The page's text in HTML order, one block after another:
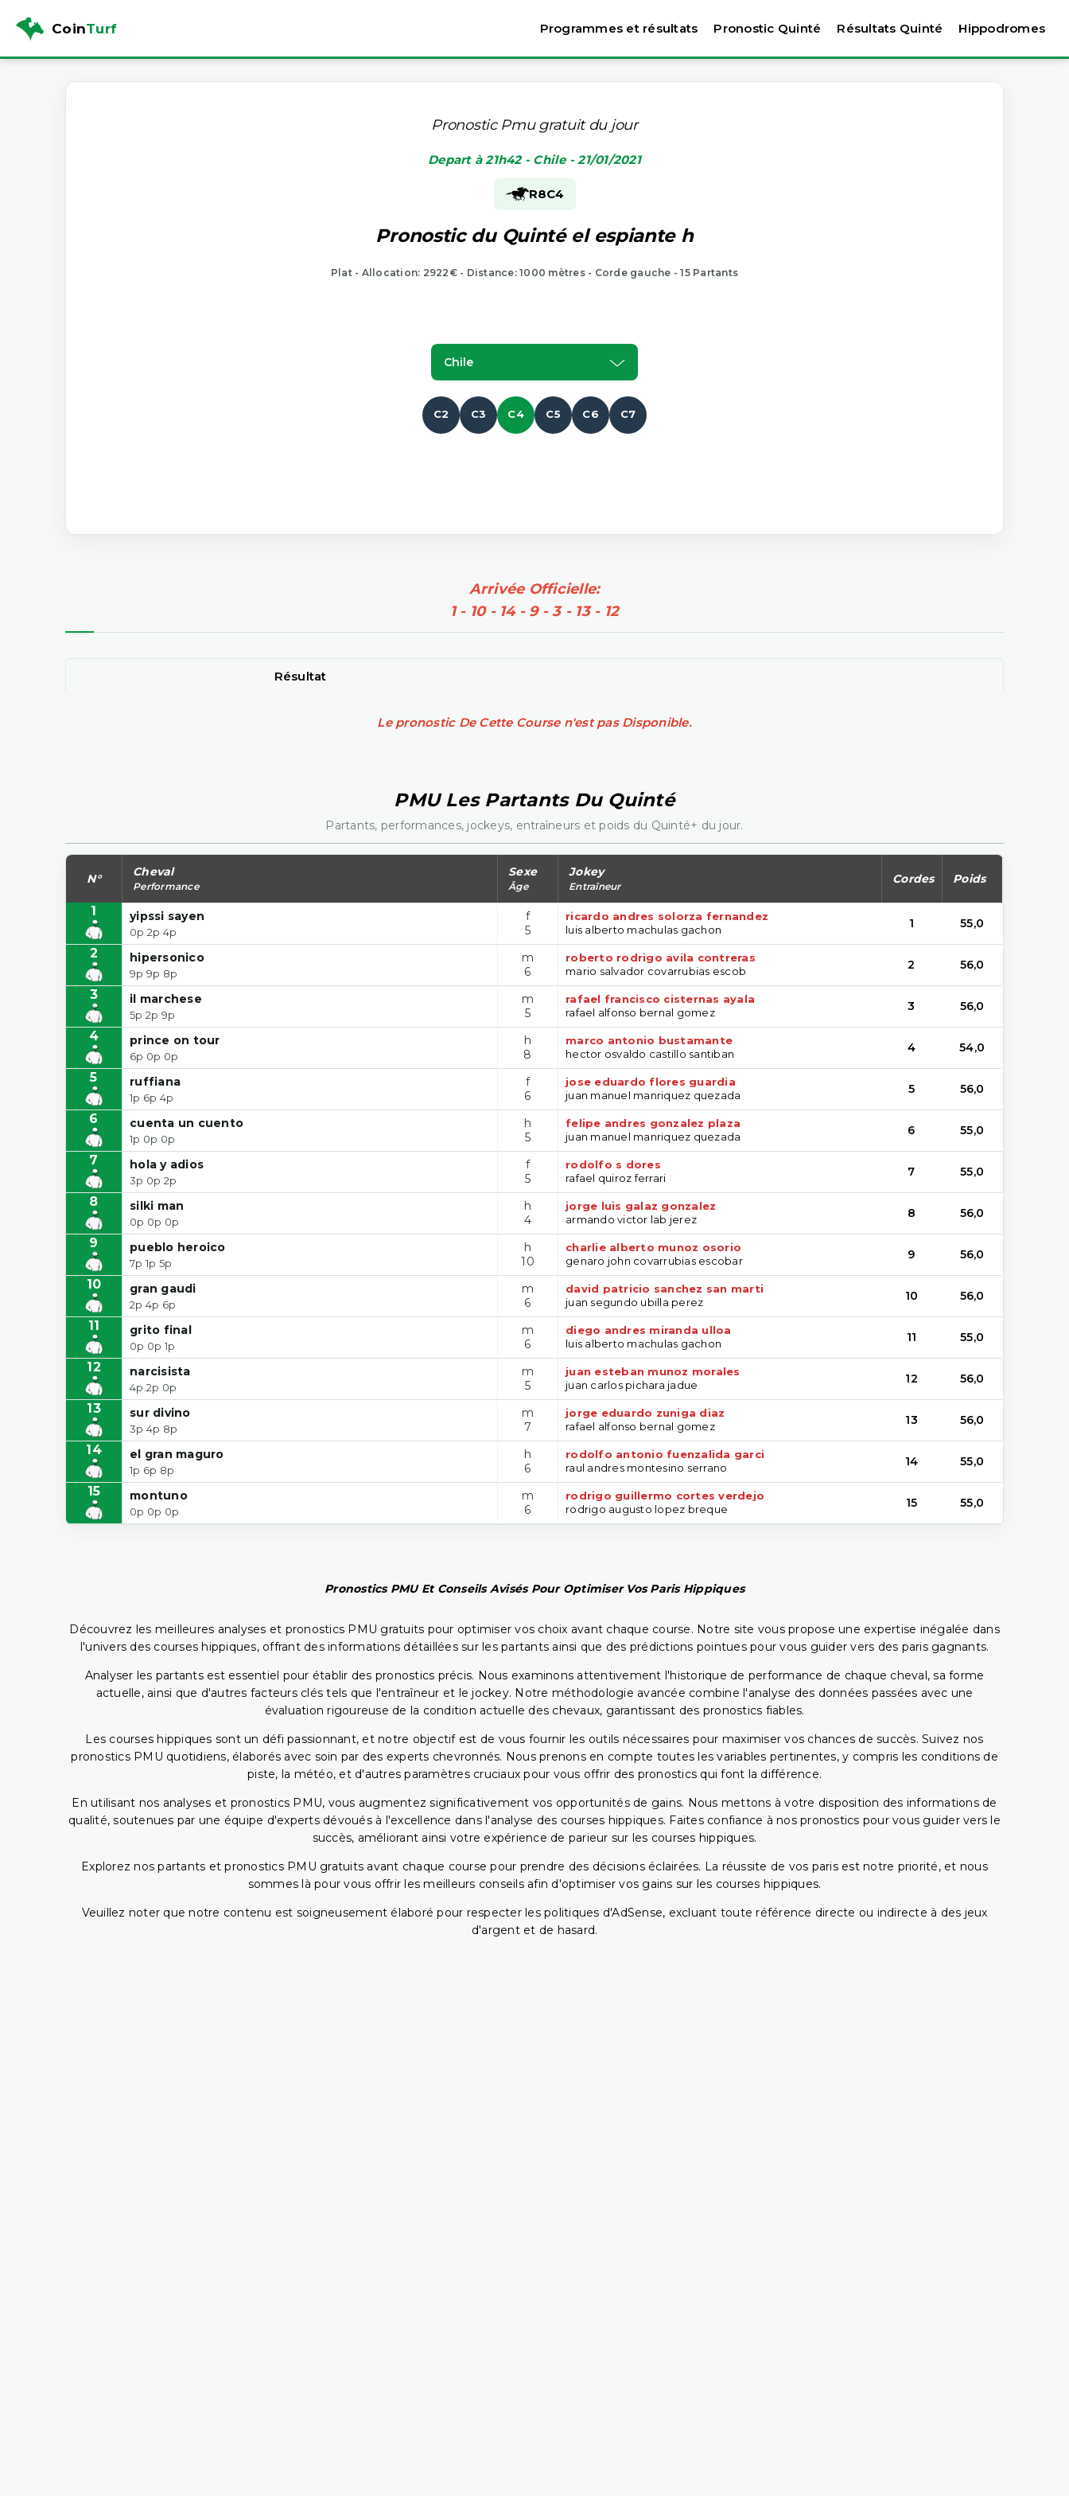
CoinTurf Programmes et résultats Pronostic Quinté Résultats Quinté Hippodromes
Pronostic Pmu gratuit du jour
Depart à 21h42 - Chile - 21/01/2021
R8C4
Pronostic du Quinté el espiante h
Plat - Allocation: 2922€ - Distance: 1000 mètres - Corde gauche - 15 Partants
Chile
C2 C3 C4 C5 C6 C7
Arrivée Officielle:
1 - 10 - 14 - 9 - 3 - 13 - 12
Résultat
Le pronostic De Cette Course n'est pas Disponible.
PMU Les Partants Du Quinté
Partants, performances, jockeys, entraîneurs et poids du Quinté+ du jour.
N° Cheval
Performance
Sexe
Âge
Jokey
Entraîneur
Cordes Poids
1 yipssi sayen
0p 2p 4p
f
5
ricardo andres solorza fernandez
luis alberto machulas gachon
1 55,0
2 hipersonico
9p 9p 8p
m
6
roberto rodrigo avila contreras
mario salvador covarrubias escob
2 56,0
3 il marchese
5p 2p 9p
m
5
rafael francisco cisternas ayala
rafael alfonso bernal gomez
3 56,0
4 prince on tour
6p 0p 0p
h
8
marco antonio bustamante
hector osvaldo castillo santiban
4 54,0
5 ruffiana
1p 6p 4p
f
6
jose eduardo flores guardia
juan manuel manriquez quezada
5 56,0
6 cuenta un cuento
1p 0p 0p
h
5
felipe andres gonzalez plaza
juan manuel manriquez quezada
6 55,0
7 hola y adios
3p 0p 2p
f
5
rodolfo s dores
rafael quiroz ferrari
7 55,0
8 silki man
0p 0p 0p
h
4
jorge luis galaz gonzalez
armando victor lab jerez
8 56,0
9 pueblo heroico
7p 1p 5p
h
10
charlie alberto munoz osorio
genaro john covarrubias escobar
9 56,0
10 gran gaudi
2p 4p 6p
m
6
david patricio sanchez san marti
juan segundo ubilla perez
10 56,0
11 grito final
0p 0p 1p
m
6
diego andres miranda ulloa
luis alberto machulas gachon
11 55,0
12 narcisista
4p 2p 0p
m
5
juan esteban munoz morales
juan carlos pichara jadue
12 56,0
13 sur divino
3p 4p 8p
m
7
jorge eduardo zuniga diaz
rafael alfonso bernal gomez
13 56,0
14 el gran maguro
1p 6p 8p
h
6
rodolfo antonio fuenzalida garci
raul andres montesino serrano
14 55,0
15 montuno
0p 0p 0p
m
6
rodrigo guillermo cortes verdejo
rodrigo augusto lopez breque
15 55,0
Pronostics PMU Et Conseils Avisés Pour Optimiser Vos Paris Hippiques
Découvrez les meilleures analyses et pronostics PMU gratuits pour optimiser vos choix avant chaque course. Notre site vous propose une expertise inégalée dans
l'univers des courses hippiques, offrant des informations détaillées sur les partants ainsi que des prédictions pointues pour vous guider vers des paris gagnants.
Analyser les partants est essentiel pour établir des pronostics précis. Nous examinons attentivement l'historique de performance de chaque cheval, sa forme
actuelle, ainsi que d'autres facteurs clés tels que l'entraîneur et le jockey. Notre méthodologie avancée combine l'analyse des données passées avec une
évaluation rigoureuse de la condition actuelle des chevaux, garantissant des pronostics fiables.
Les courses hippiques sont un défi passionnant, et notre objectif est de vous fournir les outils nécessaires pour maximiser vos chances de succès. Suivez nos
pronostics PMU quotidiens, élaborés avec soin par des experts chevronnés. Nous prenons en compte toutes les variables pertinentes, y compris les conditions de
piste, la météo, et d'autres paramètres cruciaux pour vous offrir des pronostics qui font la différence.
En utilisant nos analyses et pronostics PMU, vous augmentez significativement vos opportunités de gains. Nous mettons à votre disposition des informations de
qualité, soutenues par une équipe d'experts dévoués à l'excellence dans l'analyse des courses hippiques. Faites confiance à nos pronostics pour vous guider vers le
succès, améliorant ainsi votre expérience de parieur sur les courses hippiques.
Explorez nos partants et pronostics PMU gratuits avant chaque course pour prendre des décisions éclairées. La réussite de vos paris est notre priorité, et nous
sommes là pour vous offrir les meilleurs conseils afin d'optimiser vos gains sur les courses hippiques.
Veuillez noter que notre contenu est soigneusement élaboré pour respecter les politiques d'AdSense, excluant toute référence directe ou indirecte à des jeux
d'argent et de hasard.